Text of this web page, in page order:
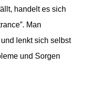
handelt es sich
Man
lenkt sich selbst
und Sorgen